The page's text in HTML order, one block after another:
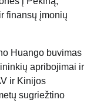
finansų įmonių
Huango buvimas
apribojimai ir
ir Kinijos
sugriežtino